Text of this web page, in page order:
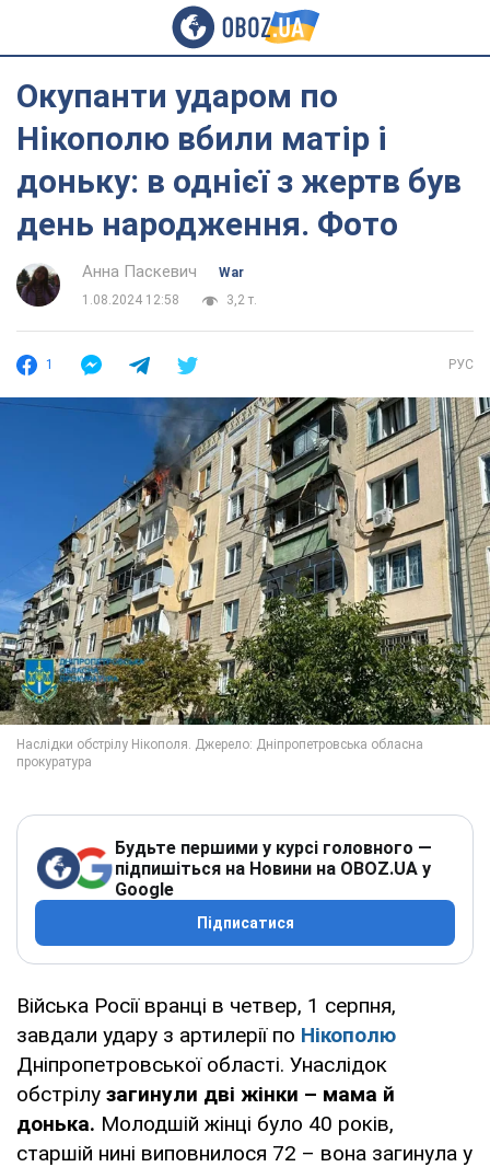
Окупанти ударом по
Нікополю вбили матір і
доньку: в однієї з жертв був
день народження. Фото
Анна Паскевич
War
1.08.2024 12:58
3,2 т.
1 РУС
Будьте першими у курсі головного —
підпишіться на Новини на OBOZ.UA у
Google
Підписатися
Війська Росії вранці в четвер, 1 серпня,
завдали удару з артилерії по Нікополю
Дніпропетровської області. Унаслідок
обстрілу загинули дві жінки – мама й
донька. Молодшій жінці було 40 років,
старшій нині виповнилося 72 – вона загинула у